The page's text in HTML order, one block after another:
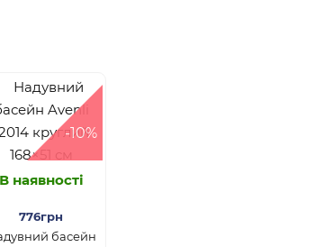
-10%
В наявності
776грн
басейн